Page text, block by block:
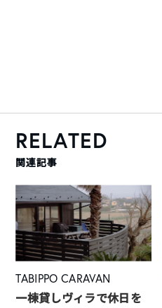
RELATED
関連記事
TABIPPO CARAVAN
一棟貸しヴィラで休日を